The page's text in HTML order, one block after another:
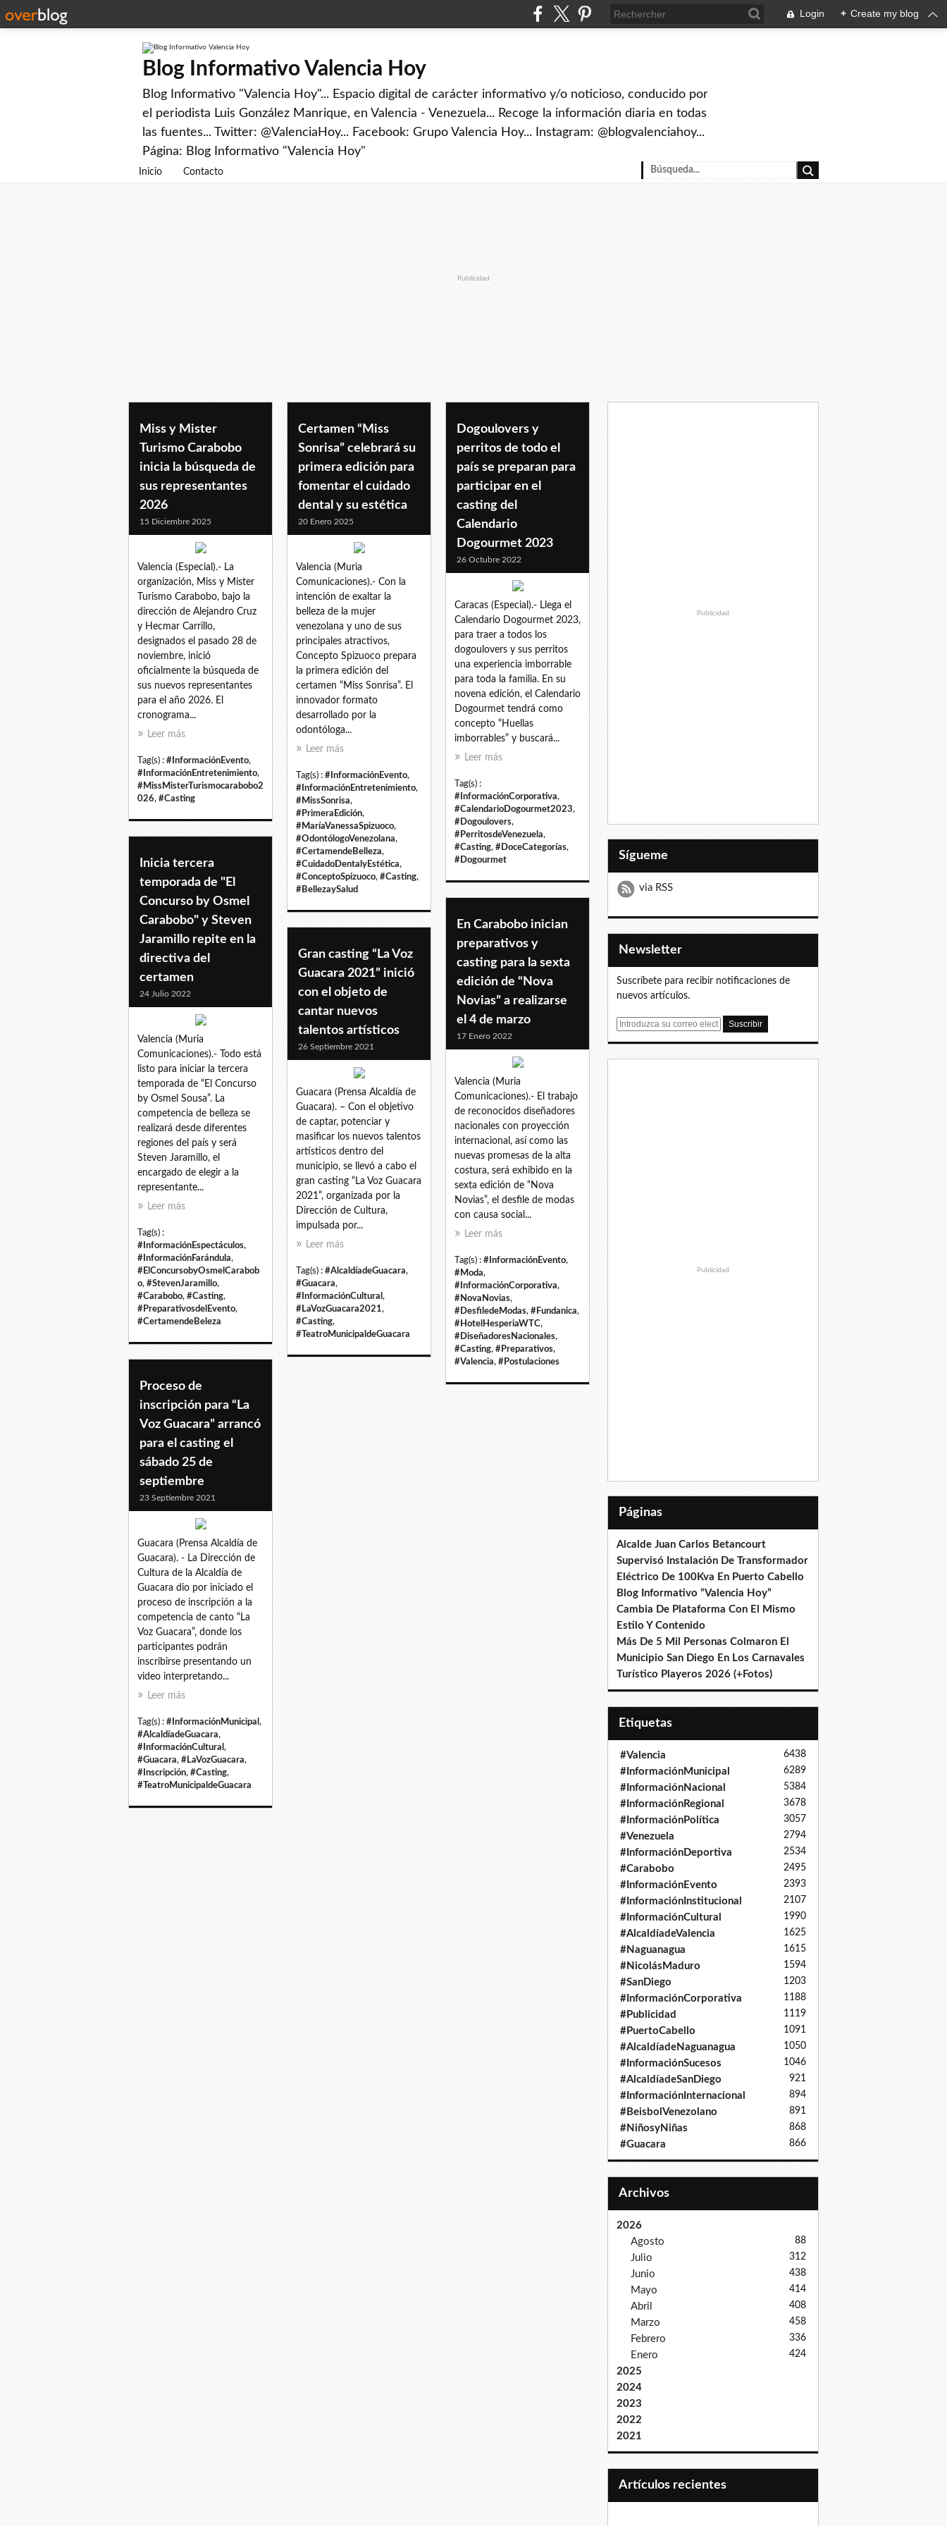
Login + Create my blog
Blog Informativo Valencia Hoy
Blog Informativo "Valencia Hoy"... Espacio digital de carácter informativo y/o noticioso, conducido por
el periodista Luis González Manrique, en Valencia - Venezuela... Recoge la información diaria en todas
las fuentes... Twitter: @ValenciaHoy... Facebook: Grupo Valencia Hoy... Instagram: @blogvalenciahoy...
Página: Blog Informativo "Valencia Hoy"
Inicio Contacto
Publicidad
casting
Miss y Mister
Turismo Carabobo
inicia la búsqueda de
sus representantes
2026
15 Diciembre 2025
Valencia (Especial).- La
organización, Miss y Mister
Turismo Carabobo, bajo la
dirección de Alejandro Cruz
y Hecmar Carrillo,
designados el pasado 28 de
noviembre, inició
oficialmente la búsqueda de
sus nuevos representantes
para el año 2026. El
cronograma...
Leer más
Tag(s) : #InformaciónEvento,
#InformaciónEntretenimiento,
#MissMisterTurismocarabobo2
026, #Casting
Certamen “Miss
Sonrisa” celebrará su
primera edición para
fomentar el cuidado
dental y su estética
20 Enero 2025
Valencia (Muria
Comunicaciones).- Con la
intención de exaltar la
belleza de la mujer
venezolana y uno de sus
principales atractivos,
Concepto Spizuoco prepara
la primera edición del
certamen “Miss Sonrisa”. El
innovador formato
desarrollado por la
odontóloga...
Leer más
Tag(s) : #InformaciónEvento,
#InformaciónEntretenimiento,
#MissSonrisa,
#PrimeraEdición,
#MaríaVanessaSpizuoco,
#OdontólogoVenezolana,
#CertamendeBelleza,
#CuidadoDentalyEstética,
#ConceptoSpizuoco, #Casting,
#BellezaySalud
Dogoulovers y
perritos de todo el
país se preparan para
participar en el
casting del
Calendario
Dogourmet 2023
26 Octubre 2022
Caracas (Especial).- Llega el
Calendario Dogourmet 2023,
para traer a todos los
dogoulovers y sus perritos
una experiencia imborrable
para toda la familia. En su
novena edición, el Calendario
Dogourmet tendrá como
concepto “Huellas
imborrables” y buscará...
Leer más
Tag(s) :
#InformaciónCorporativa,
#CalendarioDogourmet2023,
#Dogoulovers,
#PerritosdeVenezuela,
#Casting, #DoceCategorías,
#Dogourmet
Inicia tercera
temporada de "El
Concurso by Osmel
Carabobo" y Steven
Jaramillo repite en la
directiva del
certamen
24 Julio 2022
Valencia (Muria
Comunicaciones).- Todo está
listo para iniciar la tercera
temporada de “El Concurso
by Osmel Sousa”. La
competencia de belleza se
realizará desde diferentes
regiones del país y será
Steven Jaramillo, el
encargado de elegir a la
representante...
Leer más
Tag(s) :
#InformaciónEspectáculos,
#InformaciónFarándula,
#ElConcursobyOsmelCarabob
o, #StevenJaramillo,
#Carabobo, #Casting,
#PreparativosdelEvento,
#CertamendeBeleza
En Carabobo inician
preparativos y
casting para la sexta
edición de “Nova
Novias” a realizarse
el 4 de marzo
17 Enero 2022
Valencia (Muria
Comunicaciones).- El trabajo
de reconocidos diseñadores
nacionales con proyección
internacional, así como las
nuevas promesas de la alta
costura, será exhibido en la
sexta edición de “Nova
Novias”, el desfile de modas
con causa social...
Leer más
Tag(s) : #InformaciónEvento,
#Moda,
#InformaciónCorporativa,
#NovaNovias,
#DesfiledeModas, #Fundanica,
#HotelHesperiaWTC,
#DiseñadoresNacionales,
#Casting, #Preparativos,
#Valencia, #Postulaciones
Gran casting “La Voz
Guacara 2021” inició
con el objeto de
cantar nuevos
talentos artísticos
26 Septiembre 2021
Guacara (Prensa Alcaldía de
Guacara). – Con el objetivo
de captar, potenciar y
masificar los nuevos talentos
artísticos dentro del
municipio, se llevó a cabo el
gran casting “La Voz Guacara
2021”, organizada por la
Dirección de Cultura,
impulsada por...
Leer más
Tag(s) : #AlcaldíadeGuacara,
#Guacara,
#InformaciónCultural ,
#LaVozGuacara2021,
#Casting,
#TeatroMunicipaldeGuacara
Proceso de
inscripción para “La
Voz Guacara” arrancó
para el casting el
sábado 25 de
septiembre
23 Septiembre 2021
Guacara (Prensa Alcaldía de
Guacara). - La Dirección de
Cultura de la Alcaldía de
Guacara dio por iniciado el
proceso de inscripción a la
competencia de canto “La
Voz Guacara”, donde los
participantes podrán
inscribirse presentando un
video interpretando...
Leer más
Tag(s) : #InformaciónMunicipal ,
#AlcaldíadeGuacara,
#InformaciónCultural ,
#Guacara, #LaVozGuacara,
#Inscripción, #Casting,
#TeatroMunicipaldeGuacara
Publicidad
Sígueme
via RSS
Newsletter
Suscríbete para recibir notificaciones de
nuevos artículos.
E
Publicidad
Páginas
Alcalde Juan Carlos Betancourt
Supervisó Instalación De Transformador
Eléctrico De 100Kva En Puerto Cabello
Blog Informativo “Valencia Hoy”
Cambia De Plataforma Con El Mismo
Estilo Y Contenido
Más De 5 Mil Personas Colmaron El
Municipio San Diego En Los Carnavales
Turístico Playeros 2026 (+Fotos)
Etiquetas
#Valencia 6438
#InformaciónMunicipal 6289
#InformaciónNacional 5384
#InformaciónRegional 3678
#InformaciónPolítica 3057
#Venezuela 2794
#InformaciónDeportiva 2534
#Carabobo 2495
#InformaciónEvento 2393
#InformaciónInstitucional 2107
#InformaciónCultural 1990
#AlcaldíadeValencia 1625
#Naguanagua 1615
#NicolásMaduro 1594
#SanDiego 1203
#InformaciónCorporativa 1188
#Publicidad 1119
#PuertoCabello 1091
#AlcaldíadeNaguanagua 1050
#InformaciónSucesos 1046
#AlcaldíadeSanDiego 921
#InformaciónInternacional 894
#BeisbolVenezolano 891
#NiñosyNiñas 868
#Guacara 866
Archivos
2026
Agosto
88
Julio 312
Junio 438
Mayo 414
Abril 408
Marzo 458
Febrero 336
Enero 424
2025
2024
2023
2022
2021
Artículos recientes